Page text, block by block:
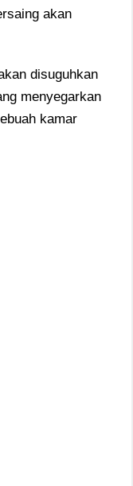
akan
disuguhkan
menyegarkan
kamar